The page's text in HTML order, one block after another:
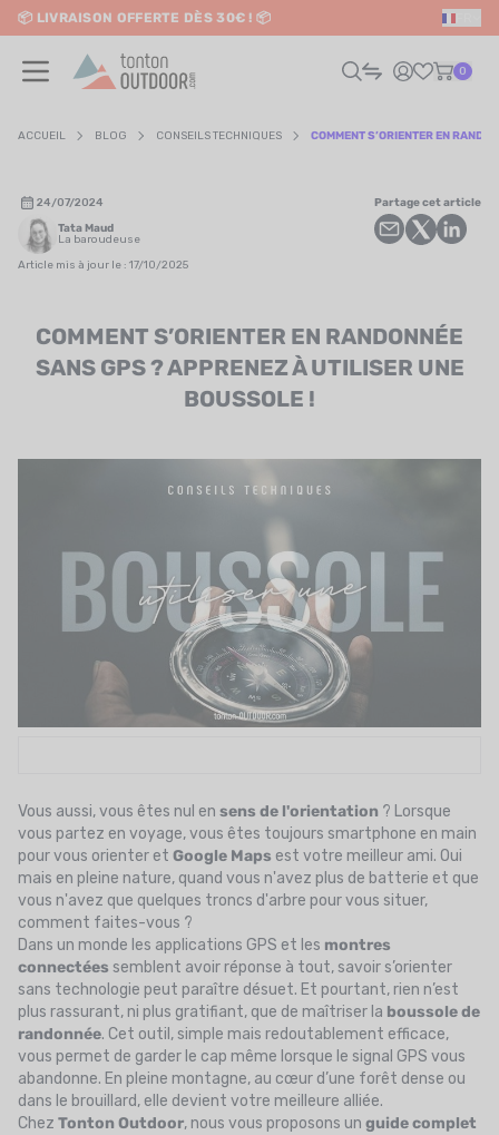
content
📦 LIVRAISON OFFERTE DÈS 30€ ! 📦
✨ RETRAIT EN MAGASIN GRATUIT
0
/ VOYAGE
LE BLOG DES TONTONS
CONTACT
ACCUEIL BLOG CONSEILS TECHNIQUES COMMENT S’ORIENTER EN
24/07/2024
Tata Maud
La baroudeuse
Article mis à jour le : 17/10/2025
Partage cet article
COMMENT S’ORIENTER EN RANDONNÉE
SANS GPS ? APPRENEZ À UTILISER UNE
BOUSSOLE !
Vous aussi, vous êtes nul en sens de l'orientation ? Lorsque
vous partez en voyage, vous êtes toujours smartphone en main
pour vous orienter et Google Maps est votre meilleur ami. Oui
mais en pleine nature, quand vous n'avez plus de batterie et que
vous n'avez que quelques troncs d'arbre pour vous situer,
comment faites-vous ?
Dans un monde les applications GPS et les montres
connectées semblent avoir réponse à tout, savoir s’orienter
sans technologie peut paraître désuet. Et pourtant, rien n’est
plus rassurant, ni plus gratifiant, que de maîtriser la boussole de
randonnée. Cet outil, simple mais redoutablement efficace,
vous permet de garder le cap même lorsque le signal GPS vous
abandonne. En pleine montagne, au cœur d’une forêt dense ou
dans le brouillard, elle devient votre meilleure alliée.
Chez Tonton Outdoor, nous vous proposons un guide complet